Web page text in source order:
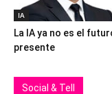
IA
La IA ya no es el
presente
Social & Tell